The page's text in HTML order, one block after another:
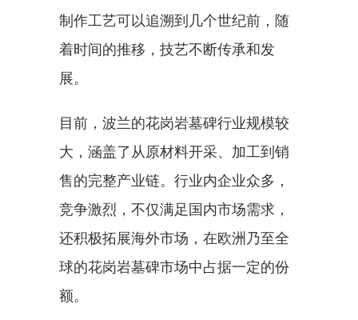
制作工艺可以追溯到几个世纪前，随
着时间的推移，技艺不断传承和发
展。
目前，波兰的花岗岩墓碑行业规模较
大，涵盖了从原材料开采、加工到销
售的完整产业链。行业内企业众多，
竞争激烈，不仅满足国内市场需求，
还积极拓展海外市场，在欧洲乃至全
球的花岗岩墓碑市场中占据一定的份
额。